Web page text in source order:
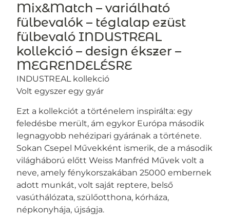
Mix&Match – variálható
fülbevalók – téglalap ezüst
fülbevaló INDUSTREAL
kollekció – design ékszer –
MEGRENDELÉSRE
INDUSTREAL kollekció
Volt egyszer egy gyár
Ezt a kollekciót a történelem inspirálta: egy
feledésbe merült, ám egykor Európa második
legnagyobb nehézipari gyárának a története.
Sokan Csepel Művekként ismerik, de a második
világháború előtt Weiss Manfréd Művek volt a
neve, amely fénykorszakában 25000 embernek
adott munkát, volt saját reptere, belső
vasúthálózata, szülőotthona, kórháza,
népkonyhája, újságja.